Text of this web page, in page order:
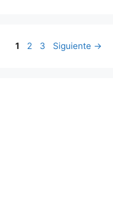
Página
1 Página
2 Página
3 Siguiente →